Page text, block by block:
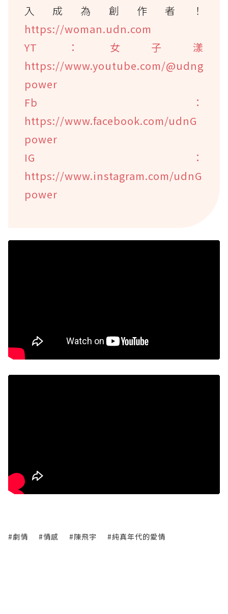
入成為創作者！
https://woman.udn.com
YT：女子漾
https://www.youtube.com/@udng
power
Fb：
https://www.facebook.com/udnG
power
IG：
https://www.instagram.com/udnG
power
#劇情 #情感 #陳飛宇 #純真年代的愛情